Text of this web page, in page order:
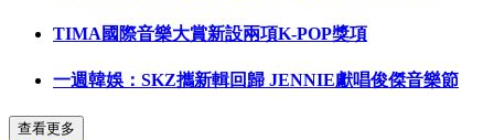
TIMA國際音樂大賞新設兩項K-POP獎項
一週韓娛：SKZ攜新輯回歸 JENNIE獻唱俊傑音樂節
查看更多